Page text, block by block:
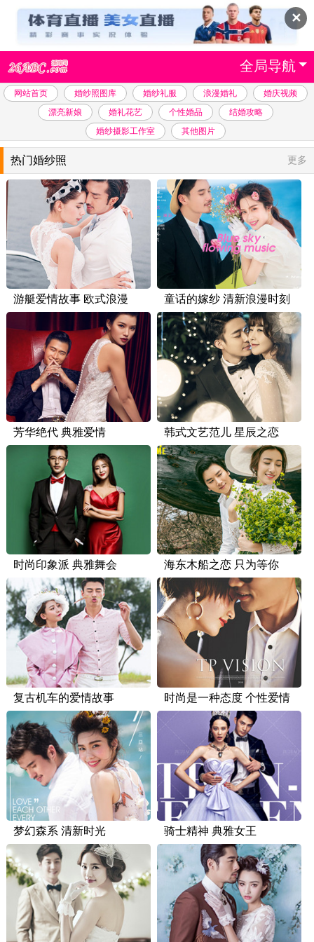
✕
全局导航
网站首页 婚纱照图库 婚纱礼服 浪漫婚礼
婚庆视频
漂亮新娘
婚礼花艺 个性婚品
结婚攻略
婚纱摄影工作室
其他图片
更多
热门婚纱照
游艇爱情故事 欧式浪漫 童话的嫁纱 清新浪漫时刻
芳华绝代 典雅爱情 韩式文艺范儿 星辰之恋
时尚印象派 典雅舞会 海东木船之恋 只为等你
复古机车的爱情故事 时尚是一种态度 个性爱情
梦幻森系 清新时光 骑士精神 典雅女王